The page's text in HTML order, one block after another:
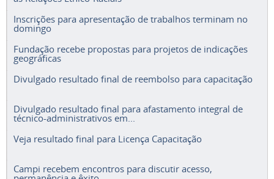
Inscrições para apresentação de trabalhos terminam no
domingo
Fundação recebe propostas para projetos de indicações
geográficas
Divulgado resultado final de reembolso para capacitação
Divulgado resultado final para afastamento integral de
técnico-administrativos em...
Veja resultado final para Licença Capacitação
Campi recebem encontros para discutir acesso,